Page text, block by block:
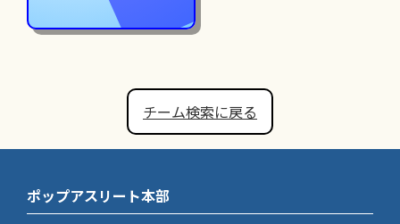
チーム検索に戻る
ポップアスリート本部